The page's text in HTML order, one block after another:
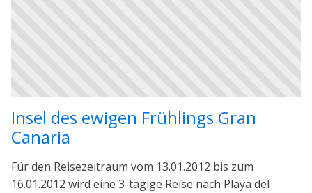
Insel des ewigen Frühlings Gran
Canaria
Für den Reisezeitraum vom 13.01.2012 bis zum
16.01.2012 wird eine 3-tägige Reise nach Playa del